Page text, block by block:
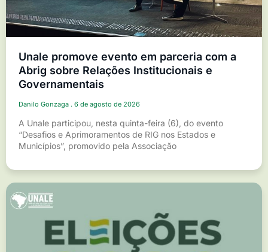
Unale promove evento em parceria com a
Abrig sobre Relações Institucionais e
Governamentais
Danilo Gonzaga 6 de agosto de 2026
A Unale participou, nesta quinta-feira (6), do evento
“Desafios e Aprimoramentos de RIG nos Estados e
Municípios”, promovido pela Associação